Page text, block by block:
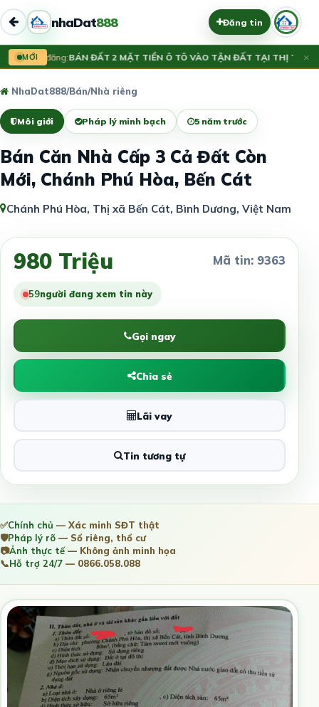
nhaDat888 Đăng tin
MỚI
Vừa đăng:BÁN ĐẤT 2 MẶT TIỀN Ô TÔ VÀO TẬN ĐẤT TẠI THỊ TRẤN
×
NhaDat888/Bán/Nhà riêng
Môi giới Pháp lý minh bạch 5 năm trước
Bán Căn Nhà Cấp 3 Cả Đất Còn
Mới, Chánh Phú Hòa, Bến Cát
Chánh Phú Hòa, Thị xã Bến Cát, Bình Dương, Việt Nam
980 Triệu Mã tin: 9363
59người đang xem tin này
Gọi ngay
Chia sẻ
Lãi vay
Tin tương tự
✅Chính chủ — Xác minh SĐT thật
🛡️Pháp lý rõ — Sổ riêng, thổ cư
📷Ảnh thực tế— Không ảnh minh họa
📞Hỗ trợ 24/7 — 0866.058.088